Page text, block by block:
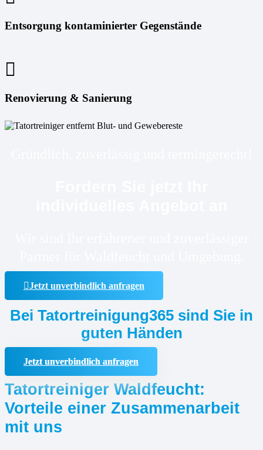
Entsorgung kontaminierter Gegenstände
Renovierung & Sanierung
Jetzt unverbindlich anfragen
Bei Tatortreinigung365 sind Sie in
guten Händen
Jetzt unverbindlich anfragen
Tatortreiniger Waldfeucht:
Vorteile einer Zusammenarbeit
mit uns